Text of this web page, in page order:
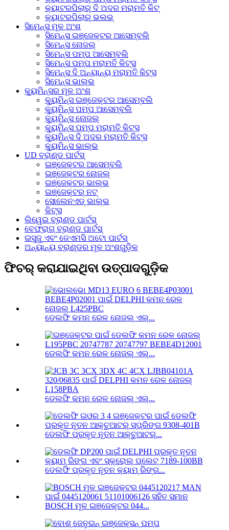
କ୍ୟାଟରପିଲାର୍ ଦି ଅଦର ମରାମତି କିଟ୍
କ୍ୟାଟରପିଲାର୍ ଭଲଭ୍
ସିମେନ୍ସ ମୂଳ ଅଂଶ
ସିମେନ୍ସ ଇଞ୍ଜେକ୍ଟର ଆସେମ୍ବଲି
ସିମେନ୍ସ ନୋଜଲ୍
ସିମେନ୍ସ ପମ୍ପ ଆସେମ୍ବଲି
ସିମେନ୍ସ ପମ୍ପ ମରାମତି କିଟ୍ସ
ସିମେନ୍ସ ଦି ଅନ୍ୟାନ୍ୟ ମରାମତି କିଟ୍ସ
ସିମେନ୍ସ ଭାଲ୍ଭ
କ୍ୟୁମିନ୍ସର ମୂଳ ଅଂଶ
କ୍ୟୁମିନ୍ସ ଇଞ୍ଜେକ୍ଟର ଆସେମ୍ବଲି
କ୍ୟୁମିନ୍ସ ପମ୍ପ ଆସେମ୍ବଲି
କ୍ୟୁମିନ୍ସ ନୋଜଲ୍
କ୍ୟୁମିନ୍ସ ପମ୍ପ ମରାମତି କିଟ୍ସ
କ୍ୟୁମିନ୍ସ ଦି ଅଦର ମରାମତି କିଟ୍ସ
କ୍ୟୁମିନ୍ସ ଭାଲ୍ଭ
UD ବ୍ରାଣ୍ଡ ପାର୍ଟସ୍
ଇଞ୍ଜେକ୍ଟର ଆସେମ୍ବଲି
ଇଞ୍ଜେକ୍ଟର ନୋଜଲ୍
ଇଞ୍ଜେକ୍ଟର୍ ଭାଲ୍ଭ
ଇଞ୍ଜେକ୍ଟର୍ ନଟ୍
ସୋଲେନଏଡ୍ ଭାଲ୍ଭ
କିଟ୍ସ
ଲିୱେଇ ବ୍ରାଣ୍ଡ ପାର୍ଟସ୍
ବେଫ୍ରାଗ୍ ବ୍ରାଣ୍ଡ ପାର୍ଟସ୍
ଇସୁଜୁ ଏବଂ ଜେଏମସି ଅଟୋ ପାର୍ଟସ୍
ଅନ୍ୟାନ୍ୟ ବ୍ରାଣ୍ଡର ମୂଳ ଅଂଶଗୁଡ଼ିକ
ଫିଚର୍ କରାଯାଇଥିବା ଉତ୍ପାଦଗୁଡ଼ିକ
ଡେଲଫି କମନ ରେଳ ନୋଜଲ୍ ଏଲ୍...
ଡେଲଫି କମନ ରେଳ ନୋଜଲ୍ ଏଲ୍...
ଡେଲଫି କମନ ରେଳ ନୋଜଲ୍ ଏଲ୍...
ଡେଲଫି ପ୍ରକୃତ ନୂତନ ଆକ୍ଚୁଆଟର୍...
ଡେଲଫି ପ୍ରକୃତ ନୂତନ କ୍ୟାମ୍ ରିଙ୍ଗ...
BOSCH ମୂଳ ଇଞ୍ଜେକ୍ଟର 044...